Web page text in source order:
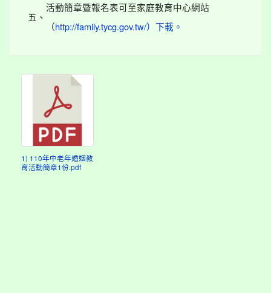
五、
活動簡章暨報名表可至家庭教育中心網站
（ http://family.tycg.gov.tw/）下載。
1) 110年中老年婚姻教
育活動簡章1份.pdf